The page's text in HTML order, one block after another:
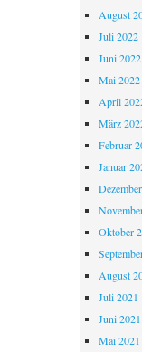
August
Juli 2022
Juni 2022
Mai 2022
April
März
Februar
Januar
Oktober
August
Juli 2021
Juni 2021
Mai 2021